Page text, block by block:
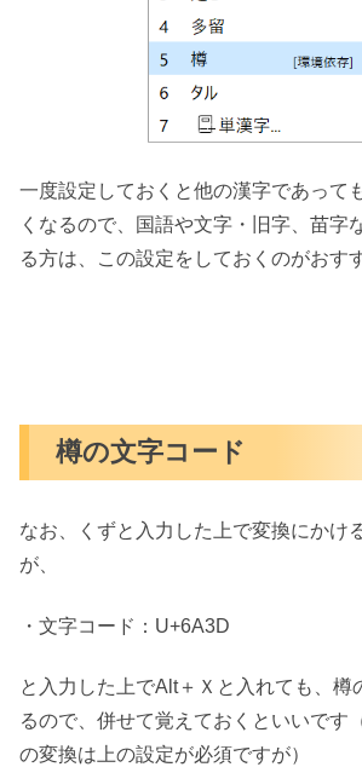
一度設定しておくと他の漢字であって
くなるので、国語や文字・旧字、苗字
る方は、この設定をしておくのがおす
樽の文字コード
なお、くずと入力した上で変換にかけ
が、
・文字コード： U+6A3D
と入力した上でAlt＋Ｘと入れても、樽
るので、併せて覚えておくといいです
の変換は上の設定が必須ですが）